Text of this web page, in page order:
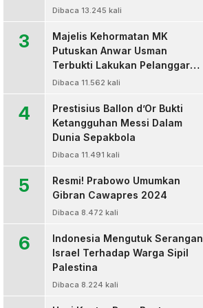
Dibaca 13.245 kali
3
Majelis Kehormatan MK
Putuskan Anwar Usman
Terbukti Lakukan Pelanggaran
Berat Kode Etik dan
Dibaca 11.562 kali
4
Prestisius Ballon d’Or Bukti
Ketangguhan Messi Dalam
Dunia Sepakbola
Dibaca 11.491 kali
5
Resmi! Prabowo Umumkan
Gibran Cawapres 2024
Dibaca 8.472 kali
6
Indonesia Mengutuk Serangan
Israel Terhadap Warga Sipil
Palestina
Dibaca 8.224 kali